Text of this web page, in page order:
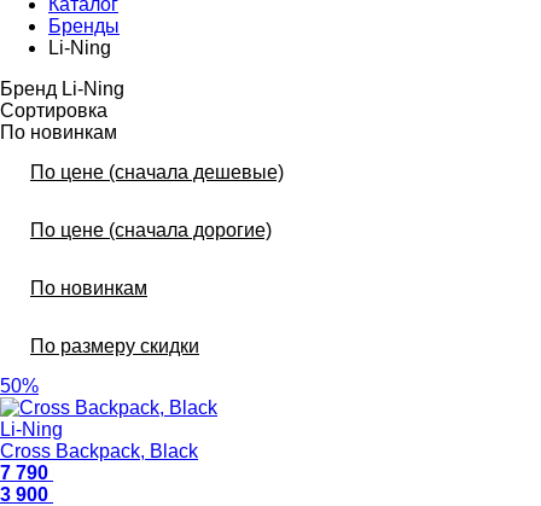
Каталог
Бренды
Li-Ning
Бренд Li-Ning
Сортировка
По новинкам
По цене (сначала дешевые)
По цене (сначала дорогие)
По новинкам
По размеру скидки
50%
Li-Ning
Cross Backpack, Black
7 790
3 900